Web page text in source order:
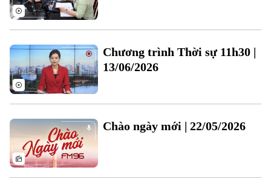
Chuyên mục
Chương trình Thời sự 11h30 |
13/06/2026
Chào ngày mới | 22/05/2026